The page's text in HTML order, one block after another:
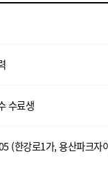
수료생
(한강로1가, 용산파크자